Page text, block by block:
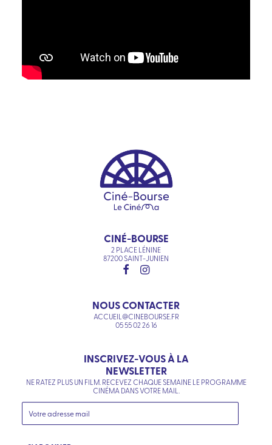
CINÉ-BOURSE
2 PLACE LÉNINE
87200 SAINT-JUNIEN
NOUS CONTACTER
ACCUEIL@CINEBOURSE.FR
05 55 02 26 16
INSCRIVEZ-VOUS À LA
NEWSLETTER
NE RATEZ PLUS UN FILM. RECEVEZ CHAQUE SEMAINE LE PROGRAMME
CINÉMA DANS VOTRE MAIL.